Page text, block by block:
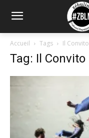
Accueil Tags Il Convito
Tag: Il Convito